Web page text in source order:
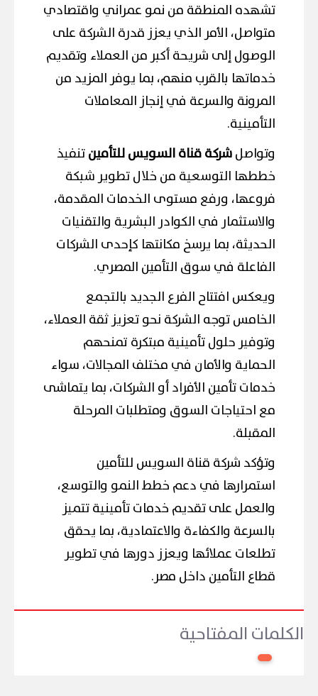
تشهده المنطقة من نمو عمراني واقتصادي
متواصل، الأمر الذي يعزز قدرة الشركة على
الوصول إلى شريحة أكبر من العملاء وتقديم
خدماتها بالقرب منهم، بما يوفر المزيد من
المرونة والسرعة في إنجاز المعاملات
التأمينية.
وتواصلشركة قناة السويس للتأمينتنفيذ
خططها التوسعية من خلال تطوير شبكة
فروعها، ورفع مستوى الخدمات المقدمة،
والاستثمار في الكوادر البشرية والتقنيات
الحديثة، بما يرسخ مكانتها كإحدى الشركات
الفاعلة في سوق التأمين المصري.
ويعكس افتتاح الفرع الجديد بالتجمع
الخامس توجه الشركة نحو تعزيز ثقة العملاء،
وتوفير حلول تأمينية مبتكرة تمنحهم
الحماية والأمان في مختلف المجالات، سواء
خدمات تأمين الأفراد أو الشركات، بما يتماشى
مع احتياجات السوق ومتطلبات المرحلة
المقبلة.
وتؤكد شركة قناة السويس للتأمين
استمرارها في دعم خطط النمو والتوسع،
والعمل على تقديم خدمات تأمينية تتميز
بالسرعة والكفاءة والاعتمادية، بما يحقق
تطلعات عملائها ويعزز دورها في تطوير
قطاع التأمين داخل مصر.
الكلمات المفتاحية